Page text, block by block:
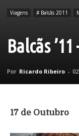
Viagens # Balcãs 2011
Balcãs
Por Ricardo Ribeiro -
17 de Outubro